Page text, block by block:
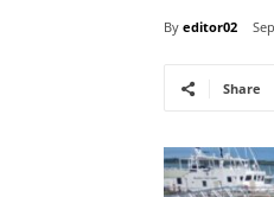
By editor02
Share